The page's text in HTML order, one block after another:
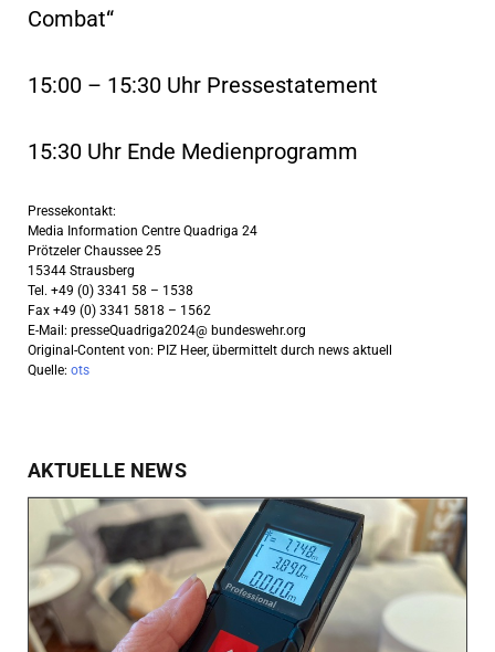
Combat“
15:00 – 15:30 Uhr Pressestatement
15:30 Uhr Ende Medienprogramm
Pressekontakt:
Media Information Centre Quadriga 24
Prötzeler Chaussee 25
15344 Strausberg
Tel. +49 (0) 3341 58 – 1538
Fax +49 (0) 3341 5818 – 1562
E-Mail: presseQuadriga2024@ bundeswehr.org
Original-Content von: PIZ Heer, übermittelt durch news aktuell
Quelle: ots
AKTUELLE NEWS